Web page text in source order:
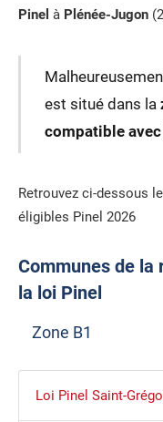
Pinel à Plénée-Jugon
est situé dans la
compatible
Retrouvez ci-dessous
éligibles Pinel 2026
Communes de la
la loi Pinel
Zone B1
Loi Pinel Saint-